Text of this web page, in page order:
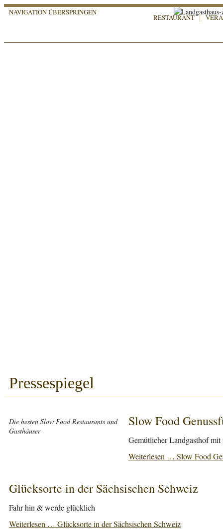
NAVIGATION ÜBERSPRINGEN
RESTAURANT
Pressespiegel
Die besten Slow Food Restaurants und
Gasthäuser
Slow Food
Gemütlicher Landgasthof
Weiterlesen … Slow Food
Glücksorte in der Sächsischen Schweiz
Fahr hin & werde glücklich
Weiterlesen … Glücksorte in der Sächsischen Schweiz